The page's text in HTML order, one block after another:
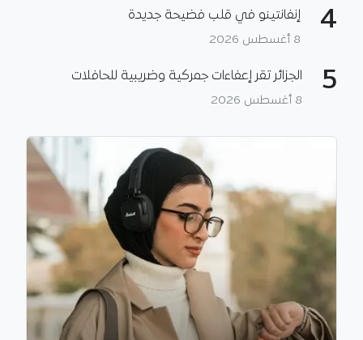
4 إنفانتينو في قلب فضيحة جديدة
8 أغسطس 2026
5 الجزائر تقر إعفاءات جمركية وضريبية للحافلات
8 أغسطس 2026